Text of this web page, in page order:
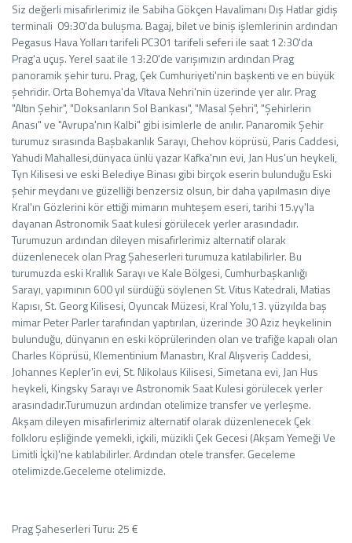
Siz değerli misafirlerimiz ile Sabiha Gökçen Havalimanı Dış Hatlar gidiş
terminali 09:30'da buluşma. Bagaj, bilet ve biniş işlemlerinin ardından
Pegasus Hava Yolları tarifeli PC301 tarifeli seferi ile saat 12:30'da
Prag'a uçuş. Yerel saat ile 13:20'de varışımızın ardından Prag
panoramik şehir turu. Prag, Çek Cumhuriyeti'nin başkenti ve en büyük
şehridir. Orta Bohemya'da Vltava Nehri'nin üzerinde yer alır. Prag
"Altın Şehir", "Doksanların Sol Bankası", "Masal Şehri", "Şehirlerin
Anası" ve "Avrupa'nın Kalbi" gibi isimlerle de anılır. Panaromik Şehir
turumuz sırasında Başbakanlık Sarayı, Chehov köprüsü, Paris Caddesi,
Yahudi Mahallesi,dünyaca ünlü yazar Kafka'nın evi, Jan Hus'un heykeli,
Tyn Kilisesi ve eski Belediye Binası gibi birçok eserin bulunduğu Eski
şehir meydanı ve güzelliği benzersiz olsun, bir daha yapılmasın diye
Kral'ın Gözlerini kör ettiği mimarın muhteşem eseri, tarihi 15.yy'la
dayanan Astronomik Saat kulesi görülecek yerler arasındadır.
Turumuzun ardından dileyen misafirlerimiz alternatif olarak
düzenlenecek olan Prag Şaheserleri turumuza katılabilirler. Bu
turumuzda eski Krallık Sarayı ve Kale Bölgesi, Cumhurbaşkanlığı
Sarayı, yapımının 600 yıl sürdüğü söylenen St. Vitus Katedrali, Matias
Kapısı, St. Georg Kilisesi, Oyuncak Müzesi, Kral Yolu,13. yüzyılda baş
mimar Peter Parler tarafından yaptırılan, üzerinde 30 Aziz heykelinin
bulunduğu, dünyanın en eski köprülerinden olan ve trafiğe kapalı olan
Charles Köprüsü, Klementinium Manastırı, Kral Alışveriş Caddesi,
Johannes Kepler'in evi, St. Nikolaus Kilisesi, Simetana evi, Jan Hus
heykeli, Kingsky Sarayı ve Astronomik Saat Kulesi görülecek yerler
arasındadır.Turumuzun ardından otelimize transfer ve yerleşme.
Akşam dileyen misafirlerimiz alternatif olarak düzenlenecek Çek
folkloru eşliğinde yemekli, içkili, müzikli Çek Gecesi (Akşam Yemeği Ve
Limitli İçki)'ne katılabilirler. Ardından otele transfer. Geceleme
otelimizde.Geceleme otelimizde.
Prag Şaheserleri Turu: 25 €